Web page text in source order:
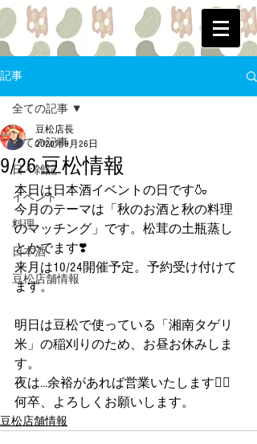
記事
全ての記事
日々雑記
イベント
料理
日本酒
豆松店舗情報
全ての記事
9/26 豆松情報
豆松店長
2020年9月26日
本日は日本酒イベントの日です🍶
今月のテーマは「秋のお酒と秋の料理
のマッチング」です。松茸の土瓶蒸し
とかでます❣️
来月は10/24開催予定。予約受け付けて
ます。
明日は豆松で使っている「湘南タゲリ
米」の稲刈りのため、お昼お休みしま
す。
夜は…余裕があれば営業いたします🙇‍♀️
何卒、よろしくお願いします。
豆松店舗情報